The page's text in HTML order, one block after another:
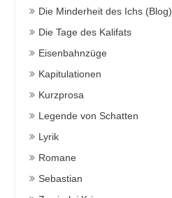
Die Minderheit des Ichs (Blog)
Die Tage des Kalifats
Eisenbahnzüge
Kapitulationen
Kurzprosa
Legende von Schatten
Lyrik
Romane
Sebastian